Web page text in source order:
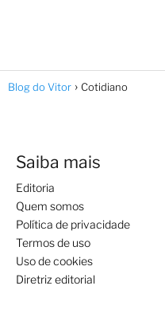
Blog do Vitor Cotidiano
Saiba mais
Editoria
Quem somos
Política de privacidade
Termos de uso
Uso de cookies
Diretriz editorial